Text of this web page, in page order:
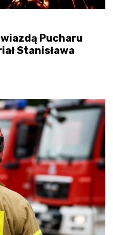
Pucharu
Stanisława